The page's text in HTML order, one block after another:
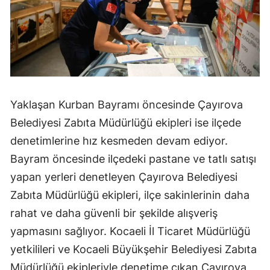
Yaklaşan Kurban Bayramı öncesinde Çayırova
Belediyesi Zabıta Müdürlüğü ekipleri ise ilçede
denetimlerine hız kesmeden devam ediyor.
Bayram öncesinde ilçedeki pastane ve tatlı satışı
yapan yerleri denetleyen Çayırova Belediyesi
Zabıta Müdürlüğü ekipleri, ilçe sakinlerinin daha
rahat ve daha güvenli bir şekilde alışveriş
yapmasını sağlıyor. Kocaeli İl Ticaret Müdürlüğü
yetkilileri ve Kocaeli Büyükşehir Belediyesi Zabıta
Müdürlüğü ekipleriyle denetime çıkan Çayırova